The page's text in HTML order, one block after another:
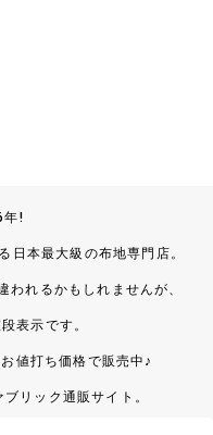
年!
日本最大級の布地専門店。
れるかもしれませんが、
表示です。
値打ち価格で販売中♪
リック通販サイト。